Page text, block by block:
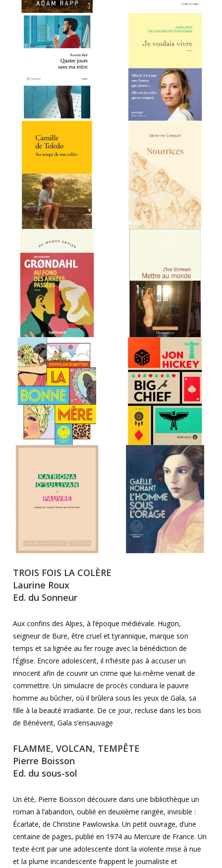
TROIS FOIS LA COLÈRE
Laurine Roux
Ed. du Sonneur
Aux confins des Alpes, à l’époque médiévale. Hugon,
seigneur de Bure, être cruel et tyrannique, marque son
temps et sa lignée au fer rouge avec la bénédiction de
l’Église. Encore adolescent, il n’hésite pas à accuser un
innocent afin de couvrir un crime que lui-même venait de
commettre. Un simulacre de procès conduira le pauvre
homme au bûcher, où il brûlera sous les yeux de Gala, sa
fille à la beauté irradiante. De ce jour, recluse dans les bois
de Bénévent, Gala s’ensauvage
FLAMME, VOLCAN, TEMPÊTE
Pierre Boisson
Ed. du sous-sol
Un été, Pierre Boisson découvre dans une bibliothèque un
roman à l’abandon, oublié en deuxième rangée, invisible :
Écarlate, de Christine Pawlowska. Un petit ouvrage, d’une
centaine de pages, publié en 1974 au Mercure de France. Un
texte écrit par une adolescente dont la violente mise à nue
et la plume incandescente frappent le journaliste et